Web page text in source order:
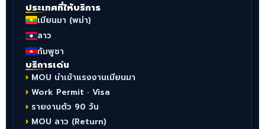
ประเทศที่ให้บริการ
เมียนมา (พม่า)
ลาว
กัมพูชา
บริการเด่น
MOU นำเข้าแรงงานเมียนมา
Work Permit · Visa
รายงานตัว 90 วัน
MOU ลาว (Return)